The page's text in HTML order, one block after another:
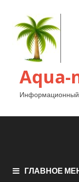
Aqua-
Информационный
ГЛАВНОЕ